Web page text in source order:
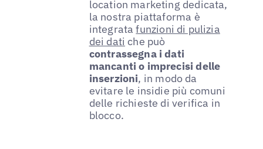
location marketing dedicata,
la nostra piattaforma è
integratafunzioni di pulizia
dei dati che può
contrassegna i dati
mancanti o imprecisi delle
inserzioni, in modo da
evitare le insidie più comuni
delle richieste di verifica in
blocco.